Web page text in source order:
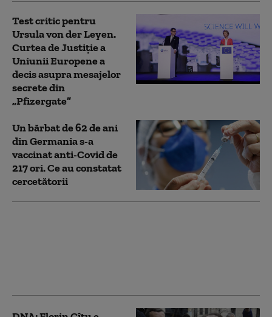
Test critic pentru
Ursula von der Leyen.
Curtea de Justiție a
Uniunii Europene a
decis asupra mesajelor
secrete din
„Pfizergate”
Un bărbat de 62 de ani
din Germania s-a
vaccinat anti-Covid de
217 ori. Ce au constatat
cercetătorii